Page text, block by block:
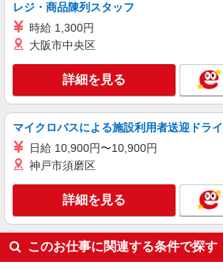
レジ・商品陳列スタッフ
時給 1,300円
大阪市中央区
詳細を見る
マイクロバスによる施設利用者送迎ドラ
日給 10,900円〜10,900円
神戸市須磨区
詳細を見る
このお仕事に関連する条件で探す